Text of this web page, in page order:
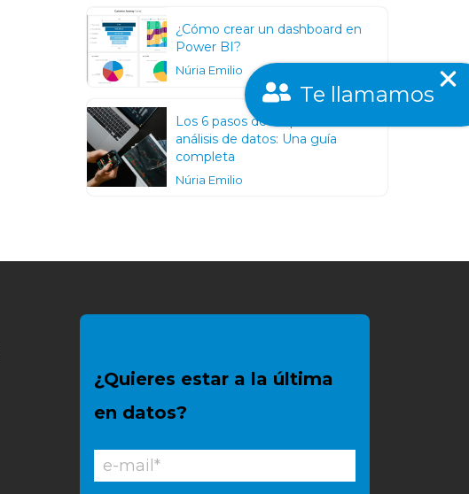
¿Cómo crear un dashboard en
Power BI?
Núria Emilio
Los 6 pasos de un proceso de un
análisis de datos: Una guía
completa
Núria Emilio
Te llamamos
¿Quieres estar a la última
en datos?